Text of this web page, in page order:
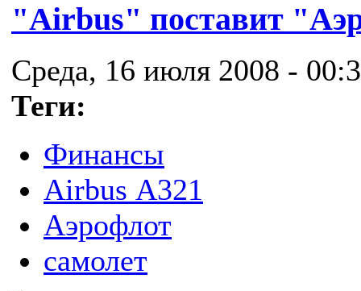
"Airbus" поставит
Среда, 16 июля 2008 -
Теги:
Финансы
Airbus А321
Аэрофлот
самолет